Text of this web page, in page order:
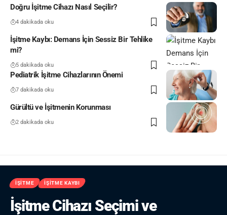
Doğru İşitme Cihazı Nasıl Seçilir?
4 dakikada oku
İşitme Kaybı: Demans İçin Sessiz Bir Tehlike
mi?
5 dakikada oku
Pediatrik İşitme Cihazlarının Önemi
7 dakikada oku
Gürültü ve İşitmenin Korunması
2 dakikada oku
İŞITME İŞITME KAYBI
İşitme Cihazı Seçimi ve